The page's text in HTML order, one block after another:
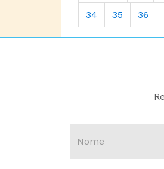
34 35 36